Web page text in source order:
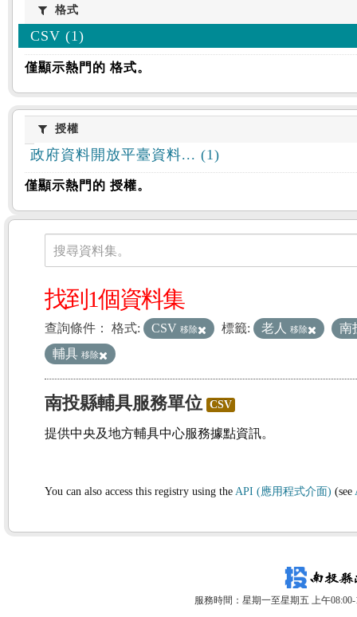
格式格式
CSV (1)
僅顯示熱門的 格式。
授權授權
政府資料開放平臺資料... (1)
僅顯示熱門的 授權。
資料集
搜尋資料集。
找到1個資料集
查詢條件： 格式: CSV 移除 標籤: 老人 移除
南
輔具 移除
南投縣輔具服務單位 CSV
提供中央及地方輔具中心服務據點資訊。
You can also access this registry using the API (應用程式介面) (see
服務時間：星期一至星期五 上午